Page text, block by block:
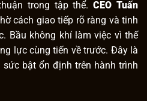
trong tập thể.CEO Tuấn
cách giao tiếp rõ ràng và tinh
Bầu không khí làm việc vì thế
lực cùng tiến về trước. Đây là
bật ổn định trên hành trình